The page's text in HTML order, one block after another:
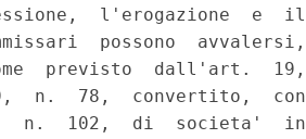
l'erogazione  e  il
possono  avvalersi,
previsto  dall'art.  19,
n.  78,  convertito,  con
n.  102,  di  societa'  in